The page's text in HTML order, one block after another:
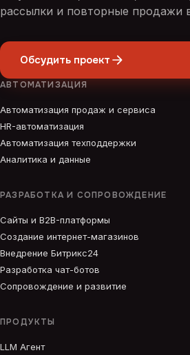
рассылки и повторные продажи
Обсудить проект
АВТОМАТИЗАЦИЯ
Автоматизация продаж и сервиса
HR-автоматизация
Автоматизация техподдержки
Аналитика и данные
РАЗРАБОТКА И СОПРОВОЖДЕНИЕ
Сайты и B2B-платформы
Создание интернет-магазинов
Внедрение Битрикс24
Разработка чат-ботов
Сопровождение и развитие
ПРОДУКТЫ
LLM Агент